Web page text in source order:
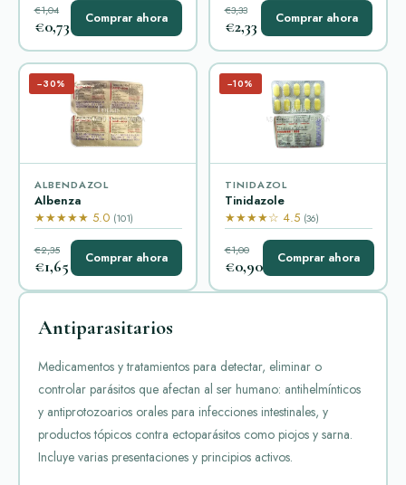
€1,04
€0,73 Comprar ahora €3,33
€2,33 Comprar ahora
−30%
ALBENDAZOL
Albenza
★★★★★ 5.0 (101)
€2,35
€1,65 Comprar ahora
−10%
TINIDAZOL
Tinidazole
★★★★☆ 4.5 (36)
€1,00
€0,90 Comprar ahora
Antiparasitarios
Medicamentos y tratamientos para detectar, eliminar o
controlar parásitos que afectan al ser humano: antihelmínticos
y antiprotozoarios orales para infecciones intestinales, y
productos tópicos contra ectoparásitos como piojos y sarna.
Incluye varias presentaciones y principios activos.